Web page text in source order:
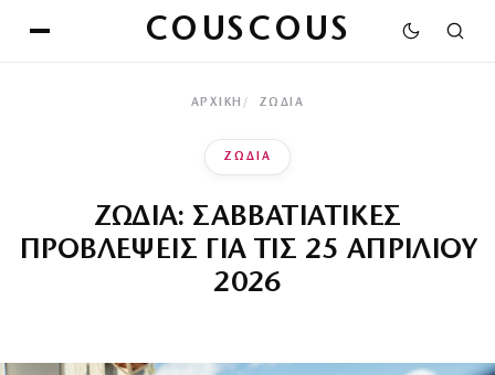
COUSCOUS
ΑΡΧΙΚΉ ΖΩΔΙΑ
ΖΩΔΙΑ
ΖΩΔΙΑ: ΣΑΒΒΑΤΙΑΤΙΚΕΣ
ΠΡΟΒΛΕΨΕΙΣ ΓΙΑ ΤΙΣ 25 ΑΠΡΙΛΙΟΥ
2026